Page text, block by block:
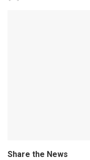
Share the News